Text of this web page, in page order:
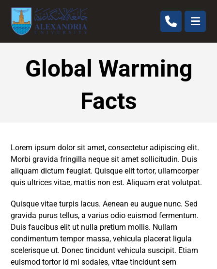
Global Warming
Facts
Lorem ipsum dolor sit amet, consectetur adipiscing elit.
Morbi gravida fringilla neque sit amet sollicitudin. Duis
aliquam dictum feugiat. Quisque elit tortor, ullamcorper
quis ultrices vitae, mattis non est. Aliquam erat volutpat.
Quisque vitae turpis lacus. Aenean eu augue nunc. Sed
gravida purus tellus, a varius odio euismod fermentum.
Duis faucibus elit ut nulla pretium mollis. Nullam
condimentum tempor massa, vehicula placerat ligula
scelerisque ut. Donec tincidunt vehicula suscipit. Etiam
euismod tortor id mi sodales, vitae tincidunt sem